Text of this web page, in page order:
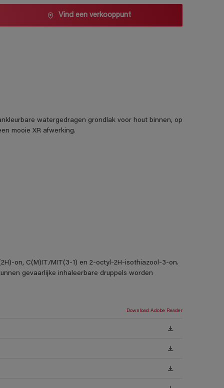
Vind een verkooppunt
watergedragen grondlak voor hout binnen, op
mooie XR afwerking.
on, C(M)IT/MIT(3-1) en 2-octyl-2H-isothiazool-3-on.
gevaarlijke inhaleerbare druppels worden
Download Adobe Reader